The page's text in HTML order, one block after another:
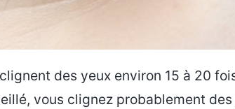
des yeux environ 15 à 20
vous clignez probablement des